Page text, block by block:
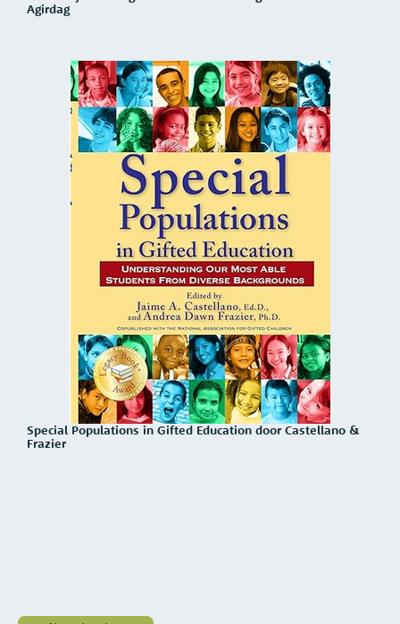
Agirdag
Special Populations in Gifted Education door Castellano &
Frazier